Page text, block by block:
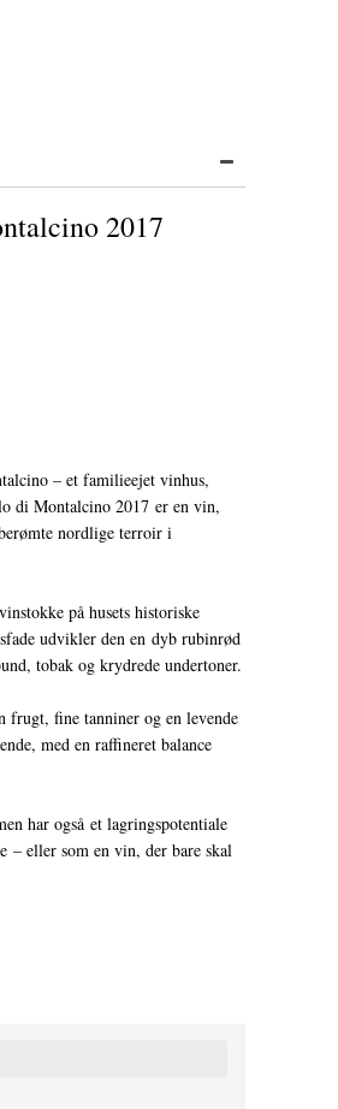
2017
– et familieejet vinhus,
di Montalcino 2017 er en vin,
nordlige terroir i
på husets historiske
udvikler den en dyb rubinrød
tobak og krydrede undertoner.
frugt, fine tanniner og en levende
med en raffineret balance
har også et lagringspotentiale
eller som en vin, der bare skal